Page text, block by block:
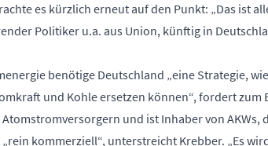
es kürzlich erneut auf den Punkt: „Das ist
Politiker u.a. aus Union, künftig in
benötige Deutschland „eine Strategie,
und Kohle ersetzen können“,fordert zum
und ist Inhaber von AKWs,
kommerziell“, unterstreicht Krebber. „Es